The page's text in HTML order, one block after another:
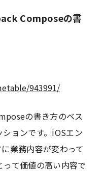
Composeの書
943991/
の書き方のベス
ョンです。iOSエン
業務内容が変わって
て価値の高い内容で